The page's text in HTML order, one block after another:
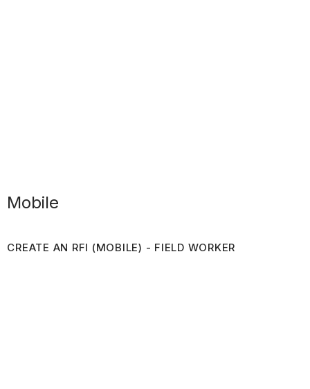
Mobile
CREATE AN RFI (MOBILE) - FIELD WORKER